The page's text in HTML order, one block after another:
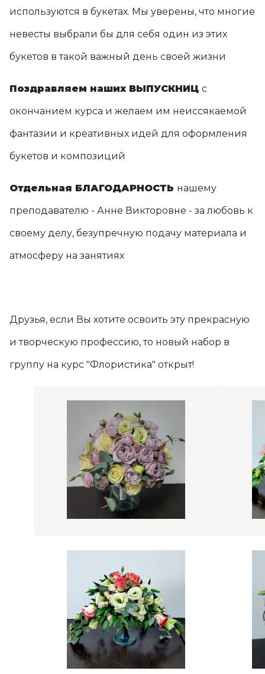
используются в букетах. Мы уверены, что многие
невесты выбрали бы для себя один из этих
букетов в такой важный день своей жизни
Поздравляем наших ВЫПУСКНИЦ с
окончанием курса и желаем им неиссякаемой
фантазии и креативных идей для оформления
букетов и композиций
Отдельная БЛАГОДАРНОСТЬ нашему
преподавателю - Анне Викторовне - за любовь к
своему делу, безупречную подачу материала и
атмосферу на занятиях
Друзья, если Вы хотите освоить эту прекрасную
и творческую профессию, то новый набор в
группу на курс "Флористика" открыт!